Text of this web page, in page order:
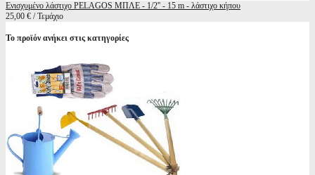
Ενισχυμένο λάστιχο PELAGOS ΜΠΛΕ - 1/2'' - 15 m - λάστιχο κήπου
25,00 € / Τεμάχιο
Το προϊόν ανήκει στις κατηγορίες